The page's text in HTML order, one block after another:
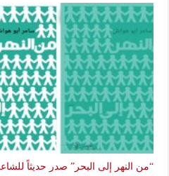
“من النهر إلى البحر” صدر حديثاً